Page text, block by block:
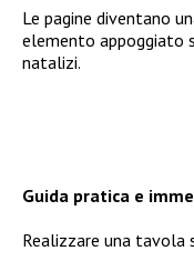
Le pagine diventano
elemento appoggiato
natalizi.
Guida pratica e
Realizzare una tavola